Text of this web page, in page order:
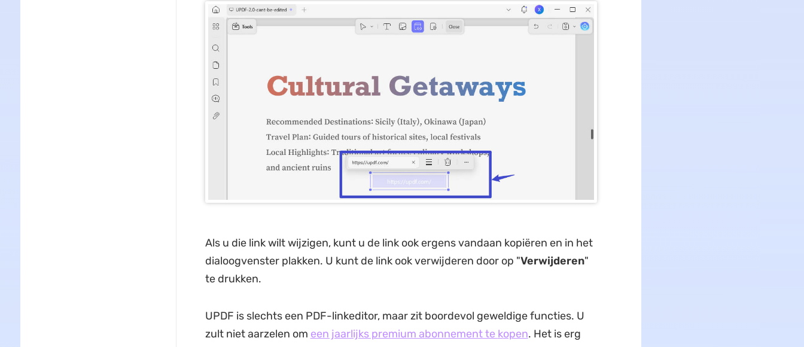
Als u die link wilt wijzigen, kunt u de link ook ergens vandaan kopiëren en in het
dialoogvenster plakken. U kunt de link ook verwijderen door op "Verwijderen"
te drukken.
UPDF is slechts een PDF-linkeditor, maar zit boordevol geweldige functies. U
zult niet aarzelen om een jaarlijks premium abonnement te kopen. Het is erg